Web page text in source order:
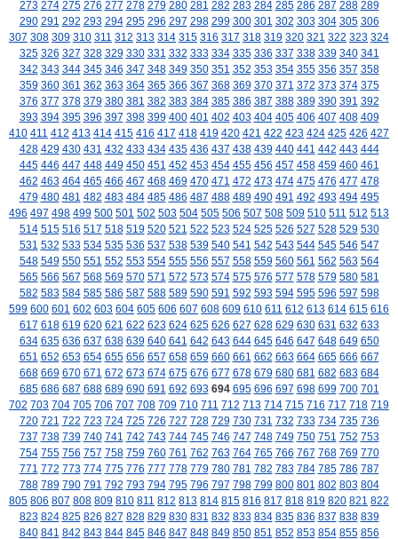
273 274 275 276 277 278 279 280 281 282 283 284 285 286 287 288 289
290 291 292 293 294 295 296 297 298 299 300 301 302 303 304 305 306
307 308 309 310 311 312 313 314 315 316 317 318 319 320 321 322 323 324
325 326 327 328 329 330 331 332 333 334 335 336 337 338 339 340 341
342 343 344 345 346 347 348 349 350 351 352 353 354 355 356 357 358
359 360 361 362 363 364 365 366 367 368 369 370 371 372 373 374 375
376 377 378 379 380 381 382 383 384 385 386 387 388 389 390 391 392
393 394 395 396 397 398 399 400 401 402 403 404 405 406 407 408 409
410 411 412 413 414 415 416 417 418 419 420 421 422 423 424 425 426 427
428 429 430 431 432 433 434 435 436 437 438 439 440 441 442 443 444
445 446 447 448 449 450 451 452 453 454 455 456 457 458 459 460 461
462 463 464 465 466 467 468 469 470 471 472 473 474 475 476 477 478
479 480 481 482 483 484 485 486 487 488 489 490 491 492 493 494 495
496 497 498 499 500 501 502 503 504 505 506 507 508 509 510 511 512 513
514 515 516 517 518 519 520 521 522 523 524 525 526 527 528 529 530
531 532 533 534 535 536 537 538 539 540 541 542 543 544 545 546 547
548 549 550 551 552 553 554 555 556 557 558 559 560 561 562 563 564
565 566 567 568 569 570 571 572 573 574 575 576 577 578 579 580 581
582 583 584 585 586 587 588 589 590 591 592 593 594 595 596 597 598
599 600 601 602 603 604 605 606 607 608 609 610 611 612 613 614 615 616
617 618 619 620 621 622 623 624 625 626 627 628 629 630 631 632 633
634 635 636 637 638 639 640 641 642 643 644 645 646 647 648 649 650
651 652 653 654 655 656 657 658 659 660 661 662 663 664 665 666 667
668 669 670 671 672 673 674 675 676 677 678 679 680 681 682 683 684
685 686 687 688 689 690 691 692 693 694 695 696 697 698 699 700 701
702 703 704 705 706 707 708 709 710 711 712 713 714 715 716 717 718 719
720 721 722 723 724 725 726 727 728 729 730 731 732 733 734 735 736
737 738 739 740 741 742 743 744 745 746 747 748 749 750 751 752 753
754 755 756 757 758 759 760 761 762 763 764 765 766 767 768 769 770
771 772 773 774 775 776 777 778 779 780 781 782 783 784 785 786 787
788 789 790 791 792 793 794 795 796 797 798 799 800 801 802 803 804
805 806 807 808 809 810 811 812 813 814 815 816 817 818 819 820 821 822
823 824 825 826 827 828 829 830 831 832 833 834 835 836 837 838 839
840 841 842 843 844 845 846 847 848 849 850 851 852 853 854 855 856